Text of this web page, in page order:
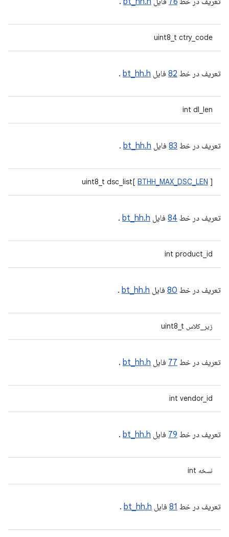
uint8_t ctry_code
تعریف در خط 82 فایل bt_hh.h
.
int dl_len
تعریف در خط 83 فایل bt_hh.h
.
uint8_t dsc_list[ BTHH_MAX_DSC_LEN ]
تعریف در خط 84 فایل bt_hh.h
.
int product_id
تعریف در خط 80 فایل bt_hh.h
.
زیر_کلاس uint8_t
تعریف در خط 77 فایل bt_hh.h
.
int vendor_id
تعریف در خط 79 فایل bt_hh.h
.
نسخه int
تعریف در خط 81 فایل bt_hh.h
.